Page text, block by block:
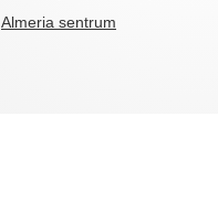
Almeria sentrum